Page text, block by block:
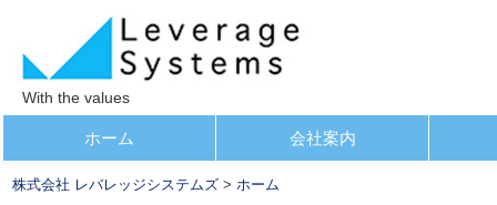
With the values
メインメニュー
ン
テ
ホーム 会社案内
株式会社 レバレッジシステムズ > ホーム